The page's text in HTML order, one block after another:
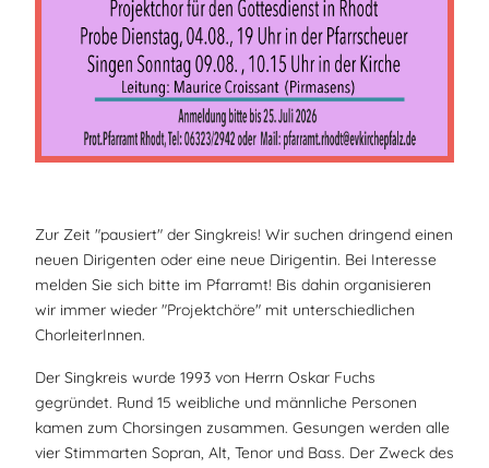
Zur Zeit "pausiert" der Singkreis! Wir suchen dringend einen
neuen Dirigenten oder eine neue Dirigentin. Bei Interesse
melden Sie sich bitte im Pfarramt! Bis dahin organisieren
wir immer wieder "Projektchöre" mit unterschiedlichen
ChorleiterInnen.
Der Singkreis wurde 1993 von Herrn Oskar Fuchs
gegründet. Rund 15 weibliche und männliche Personen
kamen zum Chorsingen zusammen. Gesungen werden alle
vier Stimmarten Sopran, Alt, Tenor und Bass. Der Zweck des